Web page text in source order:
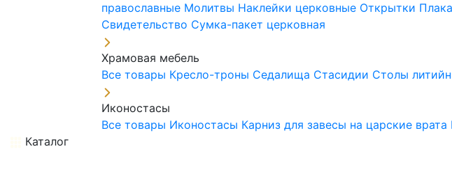
православные Молитвы Наклейки церковные Открытки
Свидетельство Сумка-пакет церковная
Храмовая мебель
Все товары Кресло-троны Седалища Стасидии Столы
Иконостасы
Все товары Иконостасы Карниз для завесы на царские врата
Каталог